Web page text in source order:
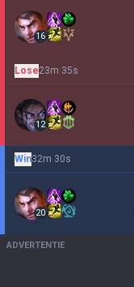
16
Lose23m 35s
12
Win32m 30s
20
ADVERTENTIE